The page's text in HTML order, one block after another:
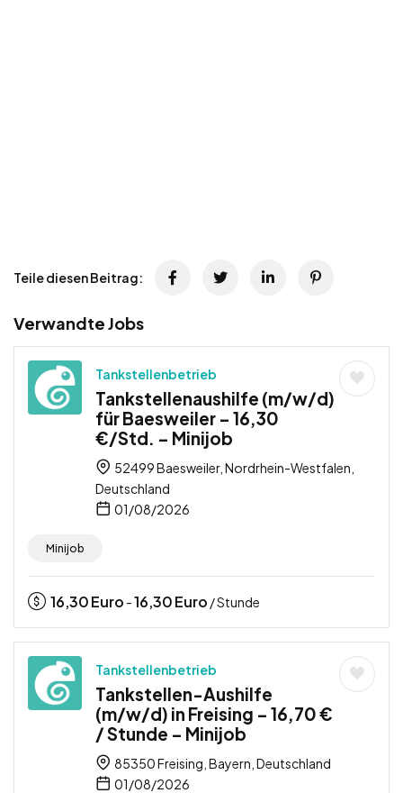
Teile diesen Beitrag:
Verwandte Jobs
Tankstellenbetrieb
Tankstellenaushilfe (m/w/d)
für Baesweiler – 16,30
€/Std. – Minijob
52499 Baesweiler, Nordrhein-Westfalen,
Deutschland
01/08/2026
Minijob
16,30Euro -16,30Euro / Stunde
Tankstellenbetrieb
Tankstellen-Aushilfe
(m/w/d) in Freising – 16,70 €
/ Stunde – Minijob
85350 Freising, Bayern, Deutschland
01/08/2026